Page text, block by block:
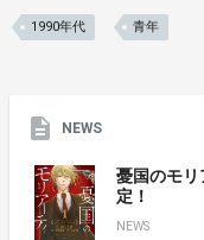
1990年代 青年
NEWS
憂国のモ
定！
NEWS